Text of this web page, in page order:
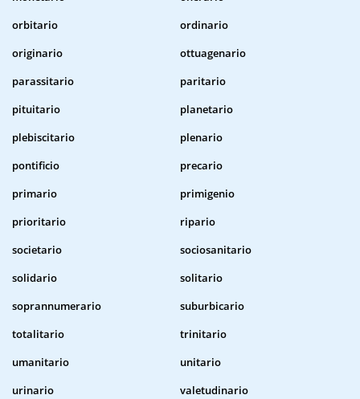
orbitario
ordinario
originario
ottuagenario
parassitario
paritario
pituitario
planetario
plebiscitario
plenario
pontificio
precario
primario
primigenio
prioritario
ripario
societario
sociosanitario
solidario
solitario
soprannumerario
suburbicario
totalitario
trinitario
umanitario
unitario
urinario
valetudinario